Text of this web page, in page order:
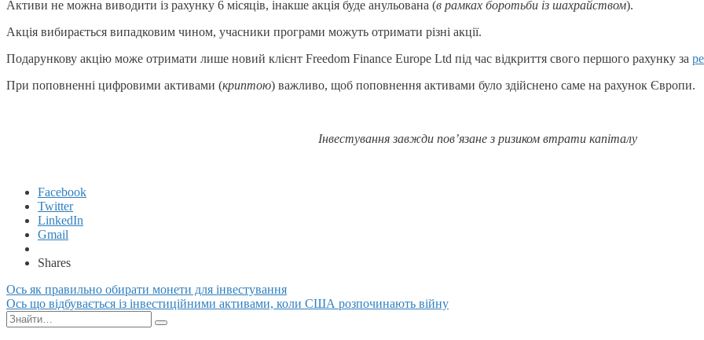
Активи не можна виводити із рахунку 6 місяців, інакше акція буде анульована (в рамках боротьби із шахрайством).
Акція вибирається випадковим чином, учасники програми можуть отримати різні акції.
Подарункову акцію може отримати лише новий клієнт Freedom Finance Europe Ltd під час відкриття свого першого рахунку за
При поповненні цифровими активами (криптою) важливо, щоб поповнення активами було здійснено саме на рахунок Європи.
Інвестування завжди пов’язане з ризиком втрати капіталу
Facebook
Twitter
LinkedIn
Gmail
Shares
Posts
navigation
Ось як правильно обирати монети для інвестування
Ось що відбувається із інвестиційними активами, коли США розпочинають війну
Пошук: